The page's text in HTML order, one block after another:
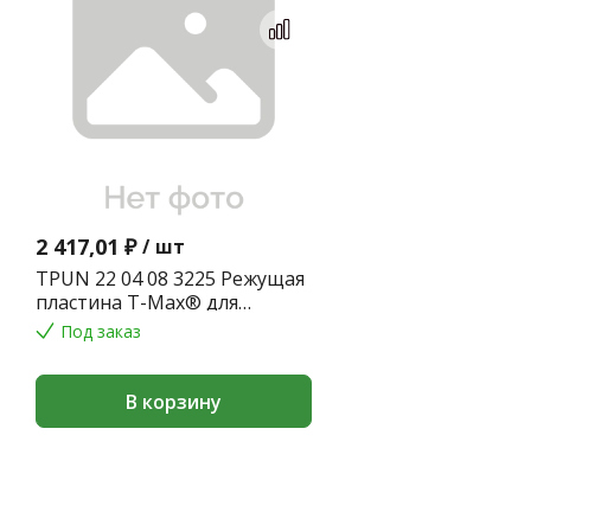
2 417,01 ₽ / шт
TPUN 22 04 08 3225 Режущая
пластина T-Max® для
точения
Под заказ
В корзину